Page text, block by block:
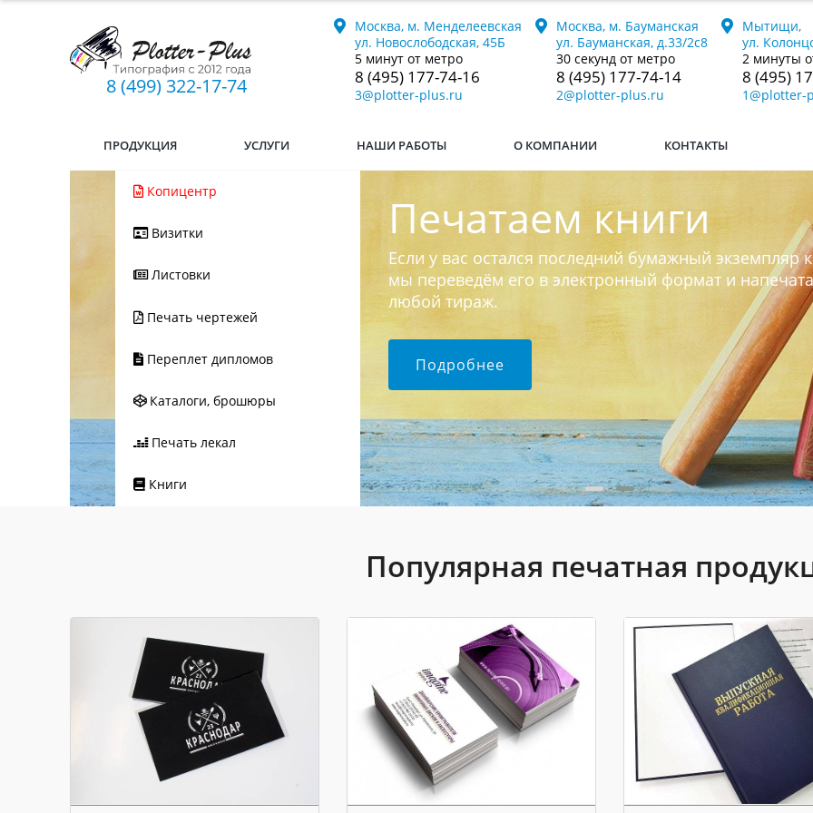
8 (499) 322-17-74
Москва, м. Менделеевская
ул. Новослободская, 45Б
5 минут от метро
8 (495) 177-74-16
3@plotter-plus.ru
Москва, м. Бауманская
ул. Бауманская, д.33/2с8
30 секунд от метро
8 (495) 177-74-14
2@plotter-plus.ru
Мытищи,
ул.
2 минуты
8 (495)
1@plotter-
ПРОДУКЦИЯ УСЛУГИ НАШИ РАБОТЫ О КОМПАНИИ КОНТАКТЫ
Копицентр
Визитки
Листовки
Печать чертежей
Переплет дипломов
Каталоги, брошюры
Печать лекал
Книги
Печатаем книги
Если у вас остался последний бумажный экземпляр
мы переведём его в электронный формат и
любой тираж.
Подробнее
Популярная печатная